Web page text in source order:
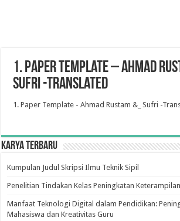
1. Paper Template – Ahmad
Sufri -Translated
1. Paper Template - Ahmad Rustam &_ Sufri -
Karya Terbaru
Kumpulan Judul Skripsi Ilmu Teknik Sipil
Penelitian Tindakan Kelas Peningkatan
Manfaat Teknologi Digital dalam Pendidikan:
Mahasiswa dan Kreativitas Guru